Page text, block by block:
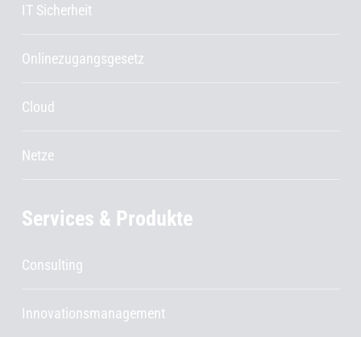
IT Sicherheit
Onlinezugangsgesetz
Cloud
Netze
Services & Produkte
Consulting
Innovationsmanagement